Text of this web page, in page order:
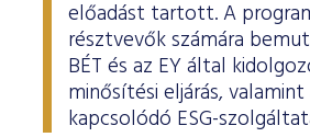
előadást tartott. A
résztvevők számára
BÉT és az EY által
minősítési eljárás,
kapcsolódó ESG-